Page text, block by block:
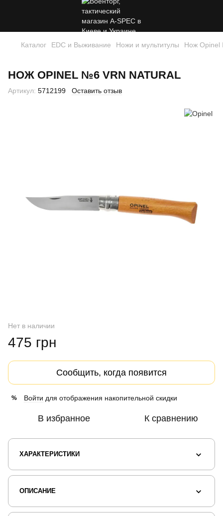
Каталог EDC и Выживание Ножи и мультитулы Нож
НОЖ OPINEL №6 VRN NATURAL
Артикул: 5712199 Оставить отзыв
Нет в наличии
475 грн
Сообщить, когда появится
% Войти для отображения накопительной скидки
В избранное К сравнению
ХАРАКТЕРИСТИКИ
ОПИСАНИЕ